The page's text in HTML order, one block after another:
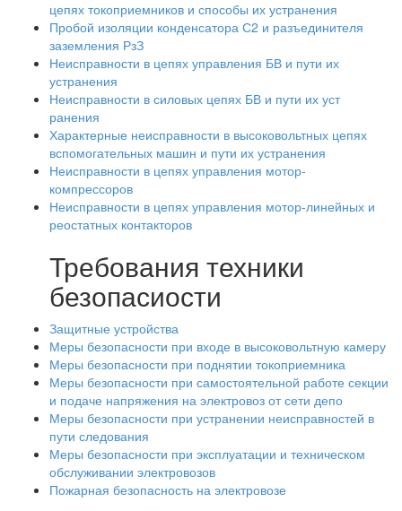
цепях токоприемников и способы их устранения
Пробой изоляции конденсатора С2 и разъединителя
заземления РзЗ
Неисправности в цепях управления БВ и пути их
устранения
Неисправности в силовых цепях БВ и пути их уст
ранения
Характерные неисправности в высоковольтных цепях
вспомогательных машин и пути их устранения
Неисправности в цепях управления мотор-
компрессоров
Неисправности в цепях управления мотор-линейных и
реостатных контакторов
Требования техники
безопасиости
Защитные устройства
Меры безопасности при входе в высоковольтную камеру
Меры безопасности при поднятии токоприемника
Меры безопасности при самостоятельной работе секции
и подаче напряжения на электровоз от сети депо
Меры безопасности при устранении неисправностей в
пути следования
Меры безопасности при эксплуатации и техническом
обслуживании электровозов
Пожарная безопасность на электровозе